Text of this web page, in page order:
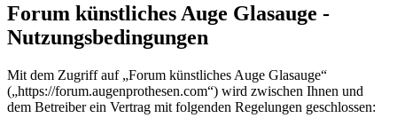
Forum künstliches Auge Glasauge -
Nutzungsbedingungen
Mit dem Zugriff auf „Forum künstliches Auge Glasauge“
(„https://forum.augenprothesen.com“) wird zwischen Ihnen und
dem Betreiber ein Vertrag mit folgenden Regelungen geschlossen: